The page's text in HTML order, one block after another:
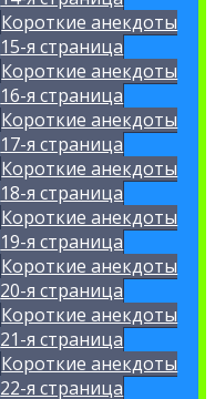
Короткие анекдоты
15-я страница
Короткие анекдоты
16-я страница
Короткие анекдоты
17-я страница
Короткие анекдоты
18-я страница
Короткие анекдоты
19-я страница
Короткие анекдоты
20-я страница
Короткие анекдоты
21-я страница
Короткие анекдоты
22-я страница